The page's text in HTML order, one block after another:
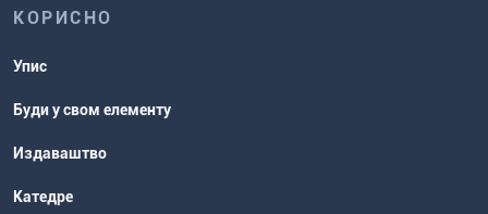
КОРИСНО
Упис
Буди у свом елементу
Издаваштво
Катедре